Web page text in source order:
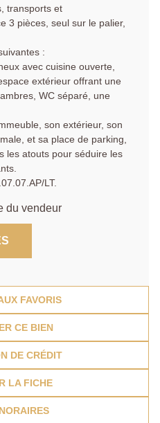
transports et
3 pièces, seul sur le palier,
:
avec cuisine ouverte,
extérieur offrant une
WC séparé, une
son extérieur, son
et sa place de parking,
les atouts pour séduire les
LT.
du vendeur
FAVORIS
CE BIEN
DE CRÉDIT
LA FICHE